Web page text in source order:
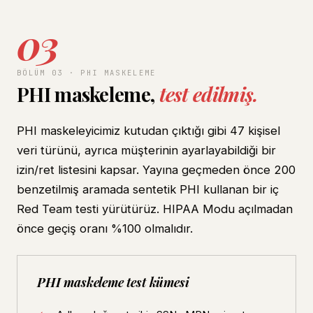
03
BÖLÜM 03 · PHI MASKELEME
PHI maskeleme, test edilmiş.
PHI maskeleyicimiz kutudan çıktığı gibi 47 kişisel
veri türünü, ayrıca müşterinin ayarlayabildiği bir
izin/ret listesini kapsar. Yayına geçmeden önce 200
benzetilmiş aramada sentetik PHI kullanan bir iç
Red Team testi yürütürüz. HIPAA Modu açılmadan
önce geçiş oranı %100 olmalıdır.
PHI maskeleme test kümesi